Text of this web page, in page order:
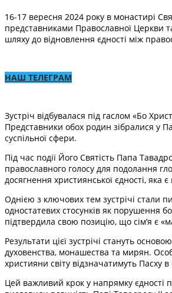
16-17 вересня 2024 року в монастирі
представниками Православної Церкви
шляху до відновлення єдності між
НАШ ТЕЛЕГРАМ
Зустріч відбувалася під гаслом «Бо
Представники обох родин зібралися у
суспільної сфери.
Під час події Його Святість Папа
православного голосу для подолання
досягнення християнської єдності,
Однією з ключових тем зустрічі стали
одностатевих стосунків як порушення
підтвердила свою позицію, що сім’я є
Результати цієї зустрічі стануть
духовенства, монашества та мирян.
християни світу відзначатимуть Пасху
Цей важливий крок у напрямку єдності